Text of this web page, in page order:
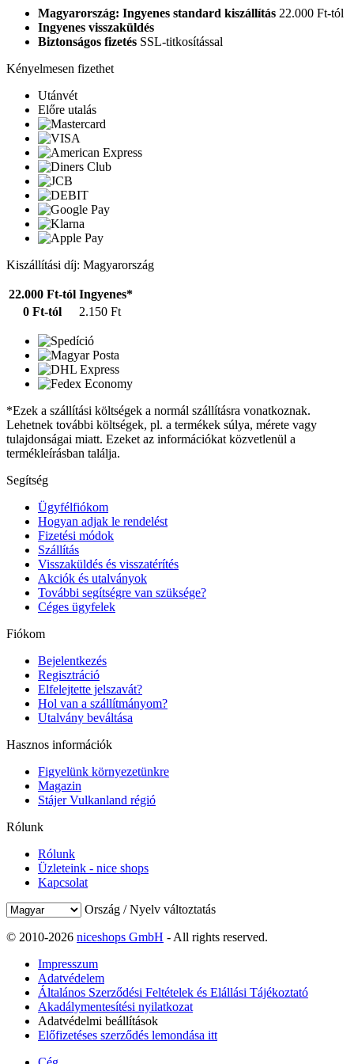
Magyarország: Ingyenes standard kiszállítás 22.000 Ft-tól
Ingyenes visszaküldés
Biztonságos fizetés SSL-titkosítással
Kényelmesen fizethet
Utánvét
Előre utalás
Kiszállítási díj: Magyarország
22.000 Ft-tól Ingyenes*
0 Ft-tól
2.150 Ft
*Ezek a szállítási költségek a normál szállításra vonatkoznak.
Lehetnek további költségek, pl. a termékek súlya, mérete vagy
tulajdonságai miatt. Ezeket az információkat közvetlenül a
termékleírásban találja.
Segítség
Ügyfélfiókom
Hogyan adjak le rendelést
Fizetési módok
Szállítás
Visszaküldés és visszatérítés
Akciók és utalványok
További segítségre van szüksége?
Céges ügyfelek
Fiókom
Bejelentkezés
Regisztráció
Elfelejtette jelszavát?
Hol van a szállítmányom?
Utalvány beváltása
Hasznos információk
Figyelünk környezetünkre
Magazin
Stájer Vulkanland régió
Rólunk
Rólunk
Üzleteink - nice shops
Kapcsolat
Ország / Nyelv változtatás
© 2010-2026 niceshops GmbH - All rights reserved.
Impresszum
Adatvédelem
Általános Szerződési Feltételek és Elállási Tájékoztató
Akadálymentesítési nyilatkozat
Adatvédelmi beállítások
Előfizetéses szerződés lemondása itt